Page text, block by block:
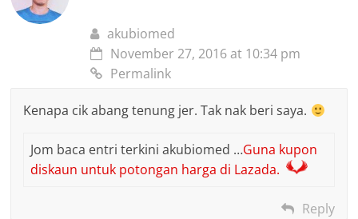
akubiomed
November 27, 2016 at 10:34 pm
Permalink
Kenapa cik abang tenung jer. Tak nak beri saya.
Jom baca entri terkini akubiomed …Guna kupon
diskaun untuk potongan harga di Lazada.
Reply